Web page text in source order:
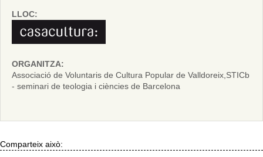
LLOC:
ORGANITZA:
Associació de Voluntaris de Cultura Popular de Valldoreix,STICb
- seminari de teologia i ciències de Barcelona
Comparteix això: